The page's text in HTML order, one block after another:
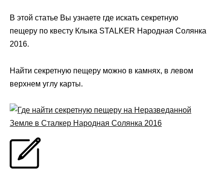
В этой статье Вы узнаете где искать секретную
пещеру по квесту Клыка STALKER Народная Солянка
2016.
Найти секретную пещеру можно в камнях, в левом
верхнем углу карты.